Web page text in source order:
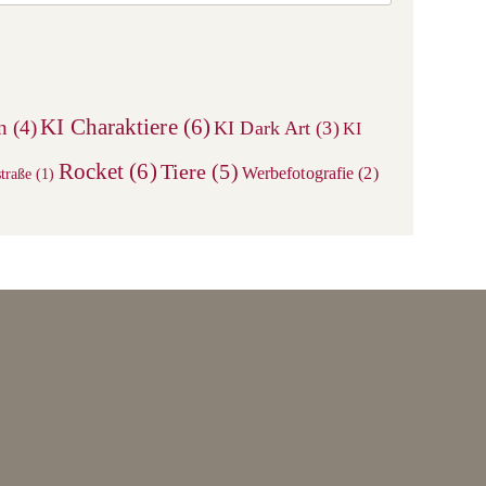
(4)KI Charaktiere(6) KI Dark Art (3)KI
(1) Rocket (6)Tiere (5) Werbefotografie (2)